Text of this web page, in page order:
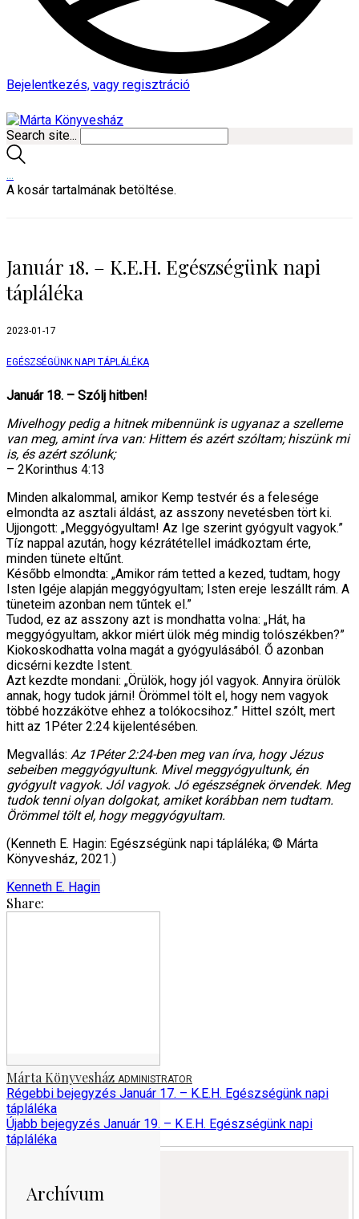
Bejelentkezés, vagy regisztráció
Search site...
…
A kosár tartalmának betöltése.
Január 18. – K.E.H. Egészségünk napi
tápláléka
2023-01-17
EGÉSZSÉGÜNK NAPI TÁPLÁLÉKA
Január 18. – Szólj hitben!
Mivelhogy pedig a hitnek mibennünk is ugyanaz a szelleme
van meg, amint írva van: Hittem és azért szóltam; hiszünk mi
is, és azért szólunk;
– 2Korinthus 4:13
Minden alkalommal, amikor Kemp testvér és a felesége
elmondta az asztali áldást, az asszony nevetésben tört ki.
Ujjongott: „Meggyógyultam! Az Ige szerint gyógyult vagyok.”
Tíz nappal azután, hogy kézrátétellel imádkoztam érte,
minden tünete eltűnt.
Később elmondta: „Amikor rám tetted a kezed, tudtam, hogy
Isten Igéje alapján meggyógyultam; Isten ereje leszállt rám. A
tüneteim azonban nem tűntek el.”
Tudod, ez az asszony azt is mondhatta volna: „Hát, ha
meggyógyultam, akkor miért ülök még mindig tolószékben?”
Kiokoskodhatta volna magát a gyógyulásából. Ő azonban
dicsérni kezdte Istent.
Azt kezdte mondani: „Örülök, hogy jól vagyok. Annyira örülök
annak, hogy tudok járni! Örömmel tölt el, hogy nem vagyok
többé hozzákötve ehhez a tolókocsihoz.” Hittel szólt, mert
hitt az 1Péter 2:24 kijelentésében.
Megvallás: Az 1Péter 2:24-ben meg van írva, hogy Jézus
sebeiben meggyógyultunk. Mivel meggyógyultunk, én
gyógyult vagyok. Jól vagyok. Jó egészségnek örvendek. Meg
tudok tenni olyan dolgokat, amiket korábban nem tudtam.
Örömmel tölt el, hogy meggyógyultam.
(Kenneth E. Hagin: Egészségünk napi tápláléka; © Márta
Könyvesház, 2021.)
Kenneth E. Hagin
Share:
Márta Könyvesház ADMINISTRATOR
Régebbi bejegyzés Január 17. – K.E.H. Egészségünk napi
tápláléka
Újabb bejegyzés Január 19. – K.E.H. Egészségünk napi
tápláléka
Archívum